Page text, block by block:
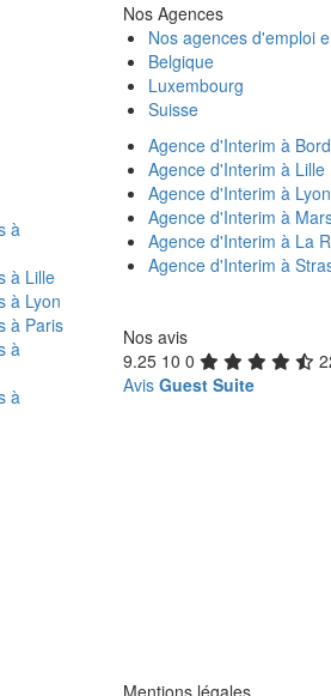
à
à Lille
à Lyon
à Paris
à
à
Nos Agences
Nos agences d'emploi
Belgique
Luxembourg
Suisse
Agence d'Interim à
Agence d'Interim à Lille
Agence d'Interim à Lyon
Agence d'Interim à
Agence d'Interim à La
Agence d'Interim à
Nos avis
9.25 10 0
Avis Guest Suite
Mentions légales